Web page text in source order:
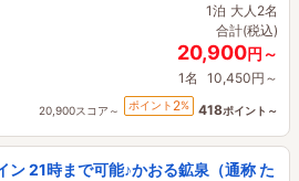
1泊 大人2名
合計(税込)
20,900円～
1名 10,450円～
20,900スコア～ ポイント 2% 418ポイント～
ン 21時まで可能♪かおる鉱泉（通称 た